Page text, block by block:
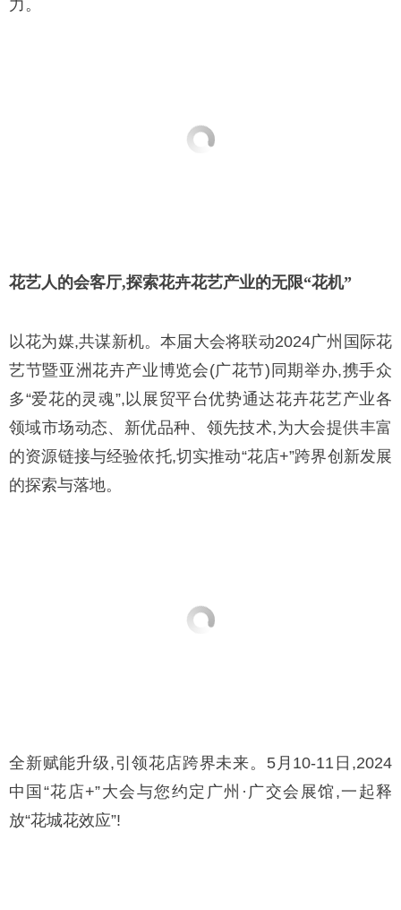
力。
花艺人的会客厅,探索花卉花艺产业的无限“花机”
以花为媒,共谋新机。本届大会将联动2024广州国际花
艺节暨亚洲花卉产业博览会(广花节)同期举办,携手众
多“爱花的灵魂”,以展贸平台优势通达花卉花艺产业各
领域市场动态、新优品种、领先技术,为大会提供丰富
的资源链接与经验依托,切实推动“花店+”跨界创新发展
的探索与落地。
全新赋能升级,引领花店跨界未来。5月10-11日,2024
中国“花店+”大会与您约定广州·广交会展馆,一起释
放“花城花效应”!